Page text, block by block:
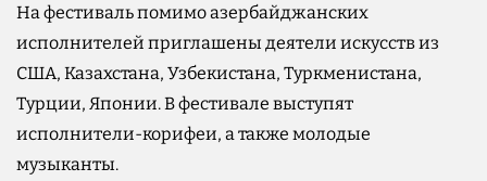
На фестиваль помимо азербайджанских
исполнителей приглашены деятели искусств из
США, Казахстана, Узбекистана, Туркменистана,
Турции, Японии. В фестивале выступят
исполнители-корифеи, а также молодые
музыканты.